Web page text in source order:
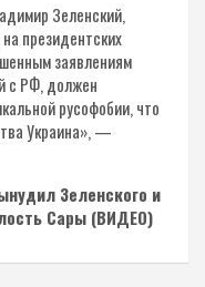
Зеленский,
президентских
заявлениям
с РФ, должен
русофобии, что
Украина», —
Зеленского и
Сары (ВИДЕО)